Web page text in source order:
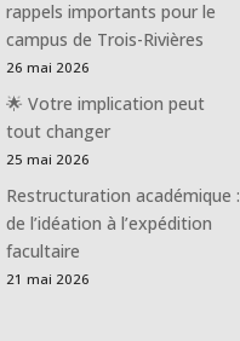
rappels importants pour le
campus de Trois-Rivières
26 mai 2026
🌟 Votre implication peut
tout changer
25 mai 2026
Restructuration académique :
de l’idéation à l’expédition
facultaire
21 mai 2026